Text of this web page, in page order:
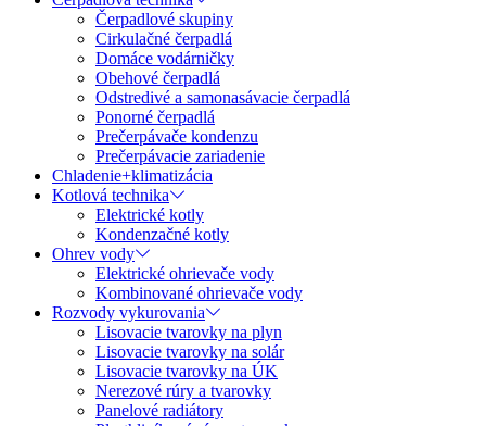
Čerpadlové skupiny
Cirkulačné čerpadlá
Domáce vodárničky
Obehové čerpadlá
Odstredivé a samonasávacie čerpadlá
Ponorné čerpadlá
Prečerpávače kondenzu
Prečerpávacie zariadenie
Chladenie+klimatizácia
Kotlová technika
Elektrické kotly
Kondenzačné kotly
Ohrev vody
Elektrické ohrievače vody
Kombinované ohrievače vody
Rozvody vykurovania
Lisovacie tvarovky na plyn
Lisovacie tvarovky na solár
Lisovacie tvarovky na ÚK
Nerezové rúry a tvarovky
Panelové radiátory